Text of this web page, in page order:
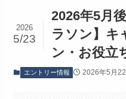
2026年5月
ラソン】キ
ン・お役立
2026
5/23
エントリー情報 2026年5月22